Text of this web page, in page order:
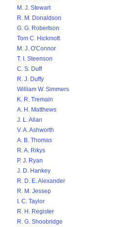
M. J. Stewart
R. M. Donaldson
G. G. Robertson
Tom C. Hickmott
M. J. O'Connor
T. I. Steenson
C. S. Duff
R. J. Duffy
William W. Simmers
K. R. Tremain
A. H. Matthews
J. L. Allan
V. A. Ashworth
A. B. Thomas
R. A. Rikys
P. J. Ryan
J. D. Hankey
R. D. E. Alexander
R. M. Jessep
I. C. Taylor
R. H. Register
R. G. Shoobridge